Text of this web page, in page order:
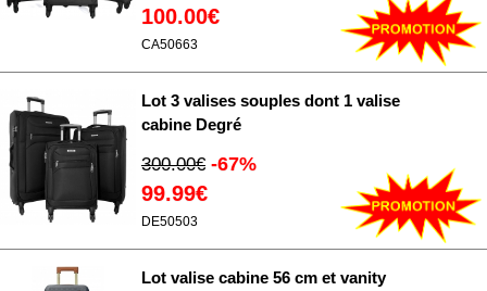
100.00€
CA50663
Lot 3 valises souples dont 1 valise
cabine Degré
300.00€ -67%
99.99€
DE50503
Lot valise cabine 56 cm et vanity